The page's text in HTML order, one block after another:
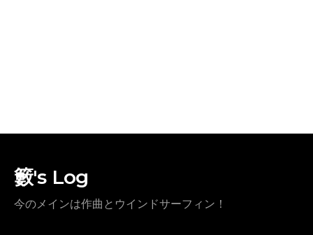
籔's Log
今のメインは作曲とウインドサーフィン！